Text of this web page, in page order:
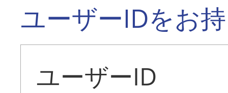
ユーザーIDをお
ユーザーID